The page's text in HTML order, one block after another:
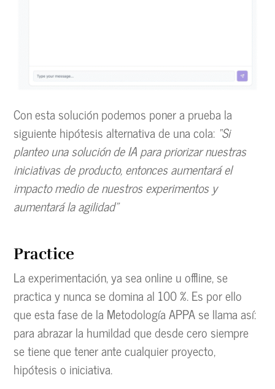
Con esta solución podemos poner a prueba la
siguiente hipótesis alternativa de una cola: “Si
planteo una solución de IA para priorizar nuestras
iniciativas de producto, entonces aumentará el
impacto medio de nuestros experimentos y
aumentará la agilidad”
Practice
La experimentación, ya sea online u offline, se
practica y nunca se domina al 100 %. Es por ello
que esta fase de la Metodología APPA se llama así:
para abrazar la humildad que desde cero siempre
se tiene que tener ante cualquier proyecto,
hipótesis o iniciativa.